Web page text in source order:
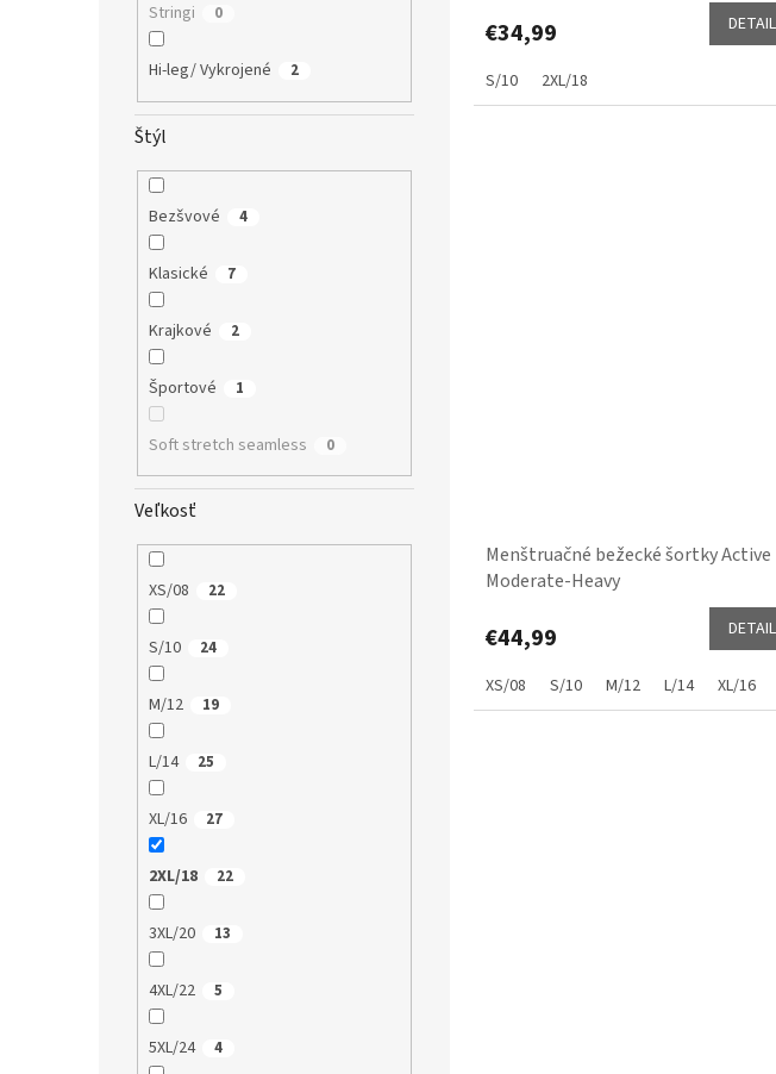
Stringi 0
Hi-leg/ Vykrojené 2
Štýl
Bezšvové 4
Klasické 7
Krajkové 2
Športové 1
Soft stretch seamless 0
Veľkosť
XS/08 22
S/10 24
M/12 19
L/14 25
XL/16 27
2XL/18 22
3XL/20 13
4XL/22 5
5XL/24 4
€34,99 DETAIL
S/10 2XL/18
Menštruačné bežecké šortky Active
Moderate-Heavy
€44,99 DETAIL
XS/08 S/10 M/12 L/14 XL/16